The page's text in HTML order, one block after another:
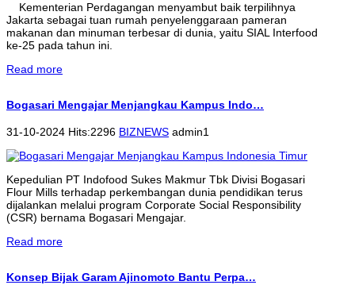
Kementerian Perdagangan menyambut baik terpilihnya
Jakarta sebagai tuan rumah penyelenggaraan pameran
makanan dan minuman terbesar di dunia, yaitu SIAL Interfood
ke-25 pada tahun ini.
Read more
Bogasari Mengajar Menjangkau Kampus Indo…
31-10-2024 Hits:2296 BIZNEWS admin1
Kepedulian PT Indofood Sukes Makmur Tbk Divisi Bogasari
Flour Mills terhadap perkembangan dunia pendidikan terus
dijalankan melalui program Corporate Social Responsibility
(CSR) bernama Bogasari Mengajar.
Read more
Konsep Bijak Garam Ajinomoto Bantu Perpa…